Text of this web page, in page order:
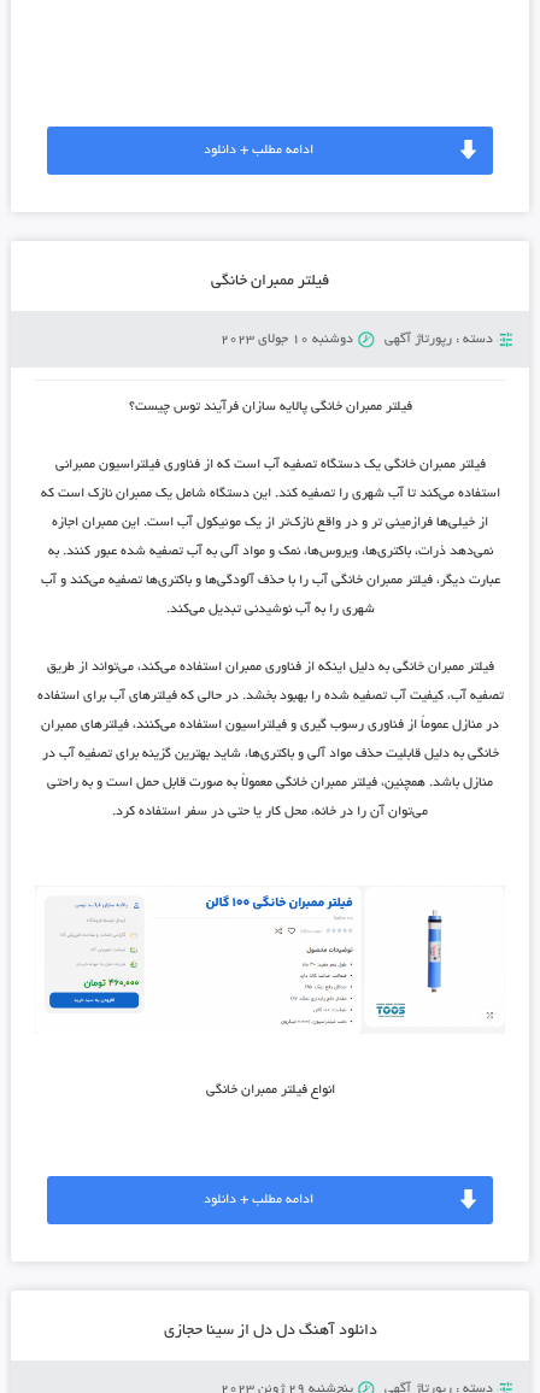
ادامه مطلب + دانلود
فیلتر ممبران خانگی
دسته : رپورتاژ آگهی دوشنبه 10 جولای 2023
فیلتر ممبران خانگی پالایه سازان فرآیند توس چیست؟
فیلتر ممبران خانگی یک دستگاه تصفیه آب است که از فناوری فیلتراسیون ممبرانی
استفاده می‌کند تا آب شهری را تصفیه کند. این دستگاه شامل یک ممبران نازک است که
از خیلی‌ها فرازمینی تر و در واقع نازک‌تر از یک موئیکول آب است. این ممبران اجازه
نمی‌دهد ذرات، باکتری‌ها، ویروس‌ها، نمک و مواد آلی به آب تصفیه شده عبور کنند. به
عبارت دیگر، فیلتر ممبران خانگی آب را با حذف آلودگی‌ها و باکتری‌ها تصفیه می‌کند و آب
شهری را به آب نوشیدنی تبدیل می‌کند.
فیلتر ممبران خانگی به دلیل اینکه از فناوری ممبران استفاده می‌کند، می‌تواند از طریق
تصفیه آب، کیفیت آب تصفیه شده را بهبود بخشد. در حالی که فیلترهای آب برای استفاده
در منازل عموماً از فناوری رسوب گیری و فیلتراسیون استفاده می‌کنند، فیلترهای ممبران
خانگی به دلیل قابلیت حذف مواد آلی و باکتری‌ها، شاید بهترین گزینه برای تصفیه آب در
منازل باشد. همچنین، فیلتر ممبران خانگی معمولاً به صورت قابل حمل است و به راحتی
می‌توان آن را در خانه، محل کار یا حتی در سفر استفاده کرد.
انواع فیلتر ممبران خانگی
ادامه مطلب + دانلود
دانلود آهنگ دل دل از سینا حجازی
دسته : رپورتاژ آگهی پنج‌شنبه 29 ژوئن 2023